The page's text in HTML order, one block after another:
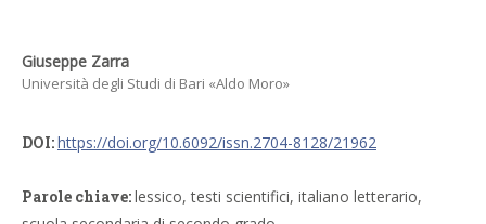
Giuseppe Zarra
Università degli Studi di Bari «Aldo Moro»
DOI:https://doi.org/10.6092/issn.2704-8128/21962
Parole chiave:lessico, testi scientifici, italiano letterario,